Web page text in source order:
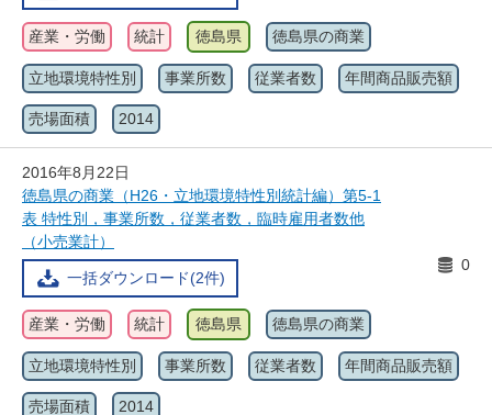
産業・労働 統計 徳島県 徳島県の商業
立地環境特性別 事業所数 従業者数 年間商品販売額
売場面積 2014
2016年8月22日
徳島県の商業（H26・立地環境特性別統計編）第5-1
表 特性別，事業所数，従業者数，臨時雇用者数他
（小売業計）
一括ダウンロード(2件)
0
産業・労働 統計 徳島県 徳島県の商業
立地環境特性別 事業所数 従業者数 年間商品販売額
売場面積 2014